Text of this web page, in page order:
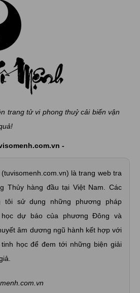
trang tử vi phong thuỷ cải biến vận
-
(tuvisomenh.com.vn) là trang web tra
Thủy hàng đầu tại Việt Nam. Các
tôi sử dụng những phương pháp
dự báo của phương Đông và
âm dương ngũ hành kết hợp với
học để đem tới những biện giải